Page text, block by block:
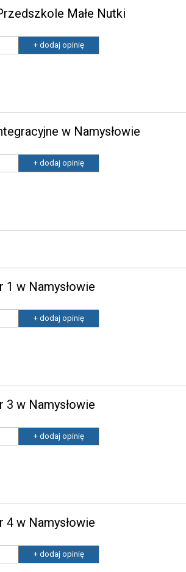
Małe Nutki
+ dodaj opinię
w Namysłowie
+ dodaj opinię
1 w Namysłowie
+ dodaj opinię
3 w Namysłowie
+ dodaj opinię
4 w Namysłowie
+ dodaj opinię